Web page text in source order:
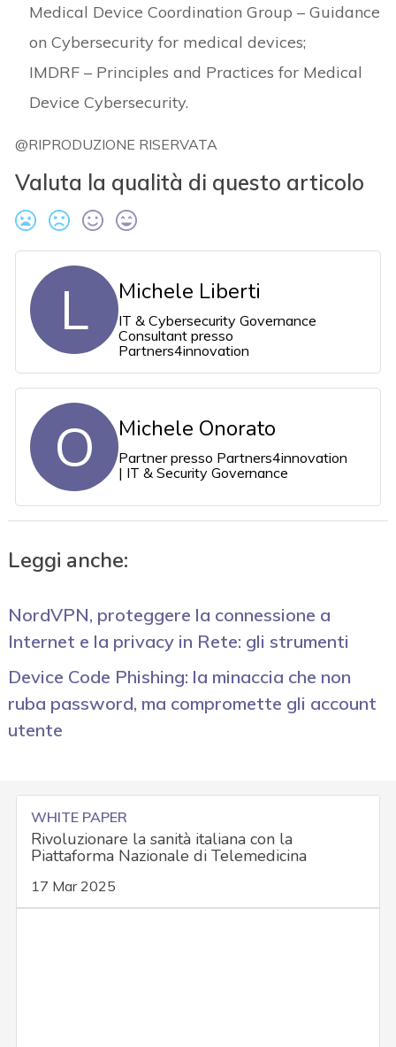
Medical Device Coordination Group – Guidance
on Cybersecurity for medical devices;
IMDRF – Principles and Practices for Medical
Device Cybersecurity.
@RIPRODUZIONE RISERVATA
Valuta la qualità di questo articolo
L Michele Liberti
IT & Cybersecurity Governance
Consultant presso
Partners4innovation
O Michele Onorato
Partner presso Partners4innovation
| IT & Security Governance
Leggi anche:
NordVPN, proteggere la connessione a
Internet e la privacy in Rete: gli strumenti
Device Code Phishing: la minaccia che non
ruba password, ma compromette gli account
utente
WHITE PAPER
Rivoluzionare la sanità italiana con la
Piattaforma Nazionale di Telemedicina
17 Mar 2025